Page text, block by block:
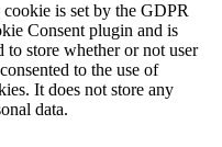
cookie is set by the GDPR
Consent plugin and is
to store whether or not user
to the use of
It does not store any
data.